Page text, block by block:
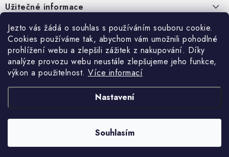
Jezto vás žádá o souhlas s používáním souboru cookie.
Cookies používáme tak, abychom vám umožnili pohodlné
prohlížení webu a zlepšili zážitek z nakupování. Díky
analýze provozu webu neustále zlepšujeme jeho funkce,
výkon a použitelnost. Více informací
Nastavení
Souhlasím
pUžitečné informace
O nás
Náš příběh
Firemní dárky
Kariéra
Blog
Zákaznický servis
Obchodní podmínky
Ochrana osobních údajů
Doprava & platba
Hodnocení obchodu
Přijímáme online platby
Facebook
. Všechna práva vyhrazena.